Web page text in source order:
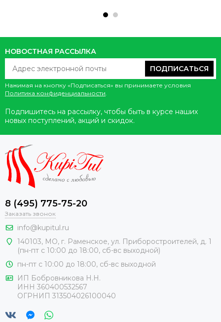
НОВОСТНАЯ РАССЫЛКА
ПОДПИСАТЬСЯ
Нажимая на кнопку «Подписаться» вы принимаете условия
Политика конфиденциальности.
Подпишитесь на рассылку, чтобы быть в курсе наших
новых поступлений, акций и скидок.
8 (495) 775-75-20
Заказать звонок
info@kupitul.ru
140103, МО, г. Раменское, ул. Приборостроителей, д. 1
(пн-пт с 10:00 до 18:00, сб-вс выходной)
пн-пт с 10:00 до 18:00, сб-вс выходной
ИП Бобровникова Н.Н.
ИНН 360400532567
ОГРНИП 313504026100040